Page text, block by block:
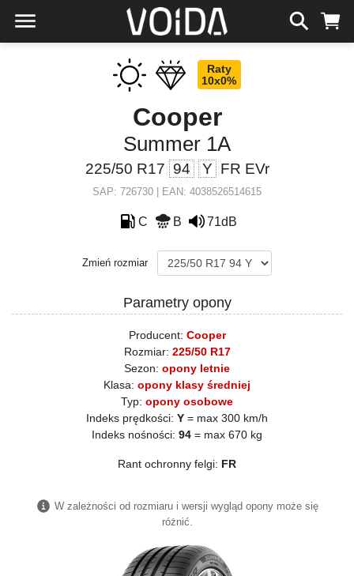
Raty
10x0%
Cooper
Summer 1A
225/50 R17 94 Y FR EVr
SAP: 726730 | EAN: 4038526514615
C B 71dB
Zmień rozmiar
Parametry opony
Producent: Cooper
Rozmiar: 225/50 R17
Sezon: opony letnie
Klasa: opony klasy średniej
Typ: opony osobowe
Indeks prędkości: Y = max 300 km/h
Indeks nośności: 94 = max 670 kg
Rant ochronny felgi: FR
W zależności od rozmiaru i wersji wygląd opony może się
różnić.